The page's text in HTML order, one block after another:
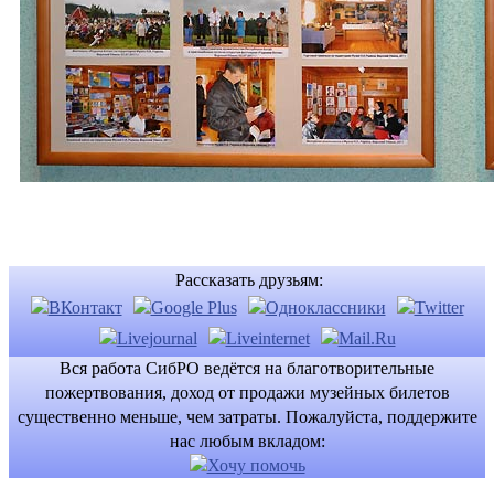
Рассказать друзьям:
Вся работа СибРО ведётся на благотворительные
пожертвования, доход от продажи музейных билетов
существенно меньше, чем затраты. Пожалуйста, поддержите
нас любым вкладом: